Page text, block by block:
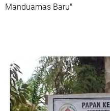
Manduamas Baru"